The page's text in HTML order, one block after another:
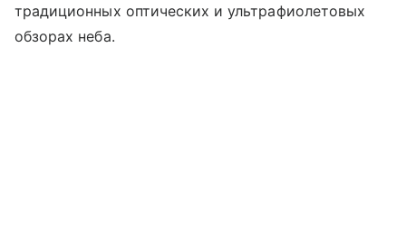
традиционных оптических и ультрафиолетовых
обзорах неба.